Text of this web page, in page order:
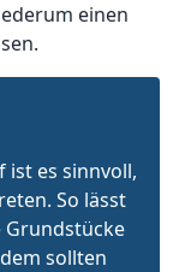
einen
ist es sinnvoll,
So lässt
Grundstücke
sollten